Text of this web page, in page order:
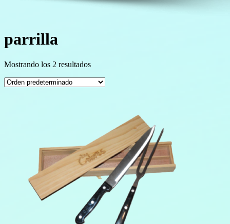
parrilla
Mostrando los 2 resultados